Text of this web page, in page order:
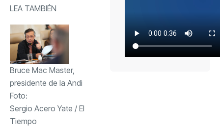
LEA TAMBIÉN
Bruce Mac Master,
presidente de la Andi
Foto:
Sergio Acero Yate / El
Tiempo